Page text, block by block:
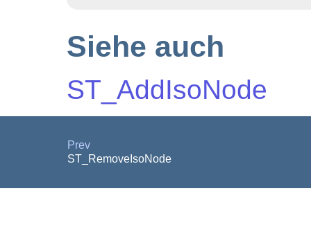
Siehe auch
ST_AddIsoNode
Prev
ST_RemoveIsoNode